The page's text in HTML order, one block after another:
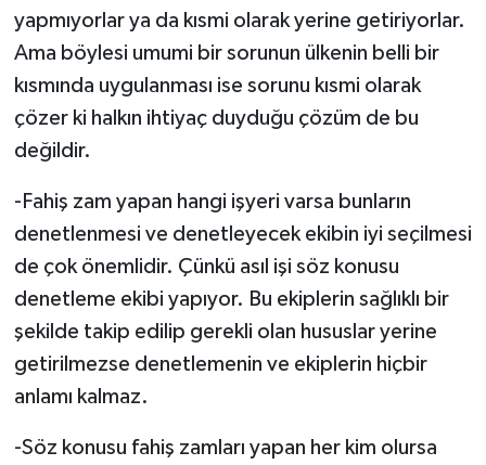
yapmıyorlar ya da kısmi olarak yerine getiriyorlar.
Ama böylesi umumi bir sorunun ülkenin belli bir
kısmında uygulanması ise sorunu kısmi olarak
çözer ki halkın ihtiyaç duyduğu çözüm de bu
değildir.
-Fahiş zam yapan hangi işyeri varsa bunların
denetlenmesi ve denetleyecek ekibin iyi seçilmesi
de çok önemlidir. Çünkü asıl işi söz konusu
denetleme ekibi yapıyor. Bu ekiplerin sağlıklı bir
şekilde takip edilip gerekli olan hususlar yerine
getirilmezse denetlemenin ve ekiplerin hiçbir
anlamı kalmaz.
-Söz konusu fahiş zamları yapan her kim olursa